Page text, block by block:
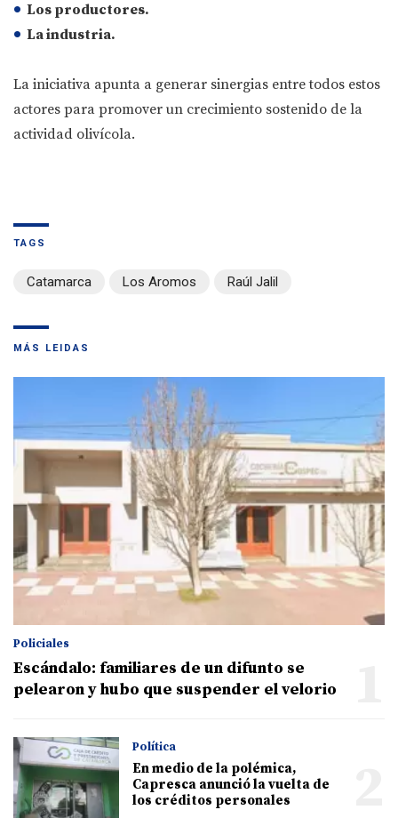
Los productores.
La industria.
La iniciativa apunta a generar sinergias entre todos estos
actores para promover un crecimiento sostenido de la
actividad olivícola.
TAGS
Catamarca Los Aromos Raúl Jalil
MÁS LEIDAS
Policiales
Escándalo: familiares de un difunto se
pelearon y hubo que suspender el velorio
Política
En medio de la polémica,
Capresca anunció la vuelta de
los créditos personales